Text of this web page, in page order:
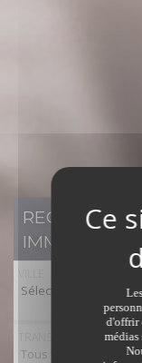
IMMOBILIER
Sélectionner toutes
Tous types de
d'offrir
médias